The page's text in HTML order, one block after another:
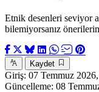
Etnik desenleri seviyor
bilemiyorsanız
Kaydet
Giriş: 07 Temmuz
Güncelleme: 08